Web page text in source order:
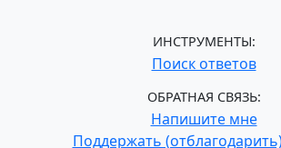
ИНСТРУМЕНТЫ:
Поиск ответов
ОБРАТНАЯ СВЯЗЬ:
Напишите мне
Поддержать